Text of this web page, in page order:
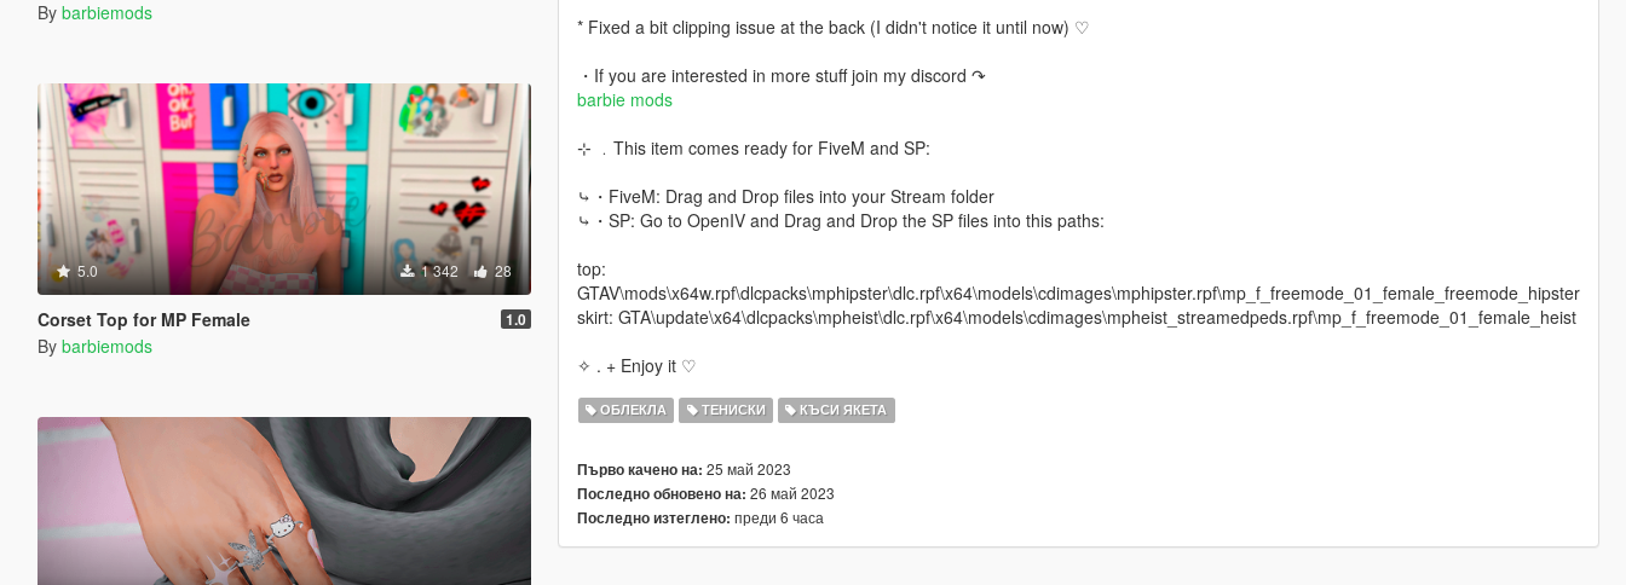
By barbiemods
5.0 1 342 28
Corset Top for MP Female 1.0
By barbiemods
* Fixed a bit clipping issue at the back (I didn't notice it until now) ♡
・If you are interested in more stuff join my discord ↷
barbie mods
⊹ ﹒This item comes ready for FiveM and SP:
⤷・FiveM: Drag and Drop files into your Stream folder
⤷・SP: Go to OpenIV and Drag and Drop the SP files into this paths:
top:
GTAV\mods\x64w.rpf\dlcpacks\mphipster\dlc.rpf\x64\models\cdimages\mphipster.rpf\mp_f_freemode_01_female_freemode_hipster
skirt: GTA\update\x64\dlcpacks\mpheist\dlc.rpf\x64\models\cdimages\mpheist_streamedpeds.rpf\mp_f_freemode_01_female_heist
✧ . + Enjoy it ♡
ОБЛЕКЛА ТЕНИСКИ КЪСИ ЯКЕТА
Първо качено на: 25 май 2023
Последно обновено на: 26 май 2023
Последно изтеглено: преди 6 часа